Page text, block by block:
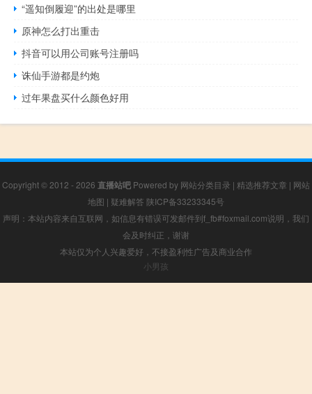
“遥知倒履迎”的出处是哪里
原神怎么打出重击
抖音可以用公司账号注册吗
诛仙手游都是约炮
过年果盘买什么颜色好用
Copyright © 2012 - 2026 直播站吧 Powered by 网站分类目录 | 精选推荐文章 | 网站
地图 | 疑难解答 陕ICP备33233345号
声明：本站内容来自互联网，如信息有错误可发邮件到f_fb#foxmail.com说明，我们
会及时纠正，谢谢
本站仅为个人兴趣爱好，不接盈利性广告及商业合作
小男孩